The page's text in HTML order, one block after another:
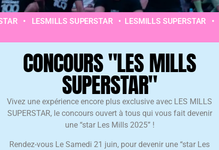
SUPERSTAR • LESMILLS SUPERSTAR •
CONCOURS "LES MILLS
SUPERSTAR"
Vivez une expérience encore plus exclusive avec LES MILLS
SUPERSTAR, le concours ouvert à tous qui vous fait devenir
une “star Les Mills 2025” !
Rendez-vous Le Samedi 21 juin, pour devenir une “star Les